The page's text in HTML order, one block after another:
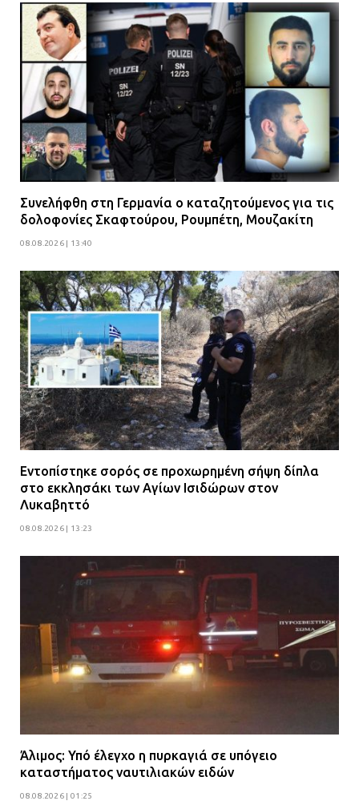
Συνελήφθη στη Γερμανία ο καταζητούμενος για τις
δολοφονίες Σκαφτούρου, Ρουμπέτη, Μουζακίτη
08.08.2026 | 13:40
Εντοπίστηκε σορός σε προχωρημένη σήψη δίπλα
στο εκκλησάκι των Αγίων Ισιδώρων στον
Λυκαβηττό
08.08.2026 | 13:23
Άλιμος: Υπό έλεγχο η πυρκαγιά σε υπόγειο
καταστήματος ναυτιλιακών ειδών
08.08.2026 | 01:25